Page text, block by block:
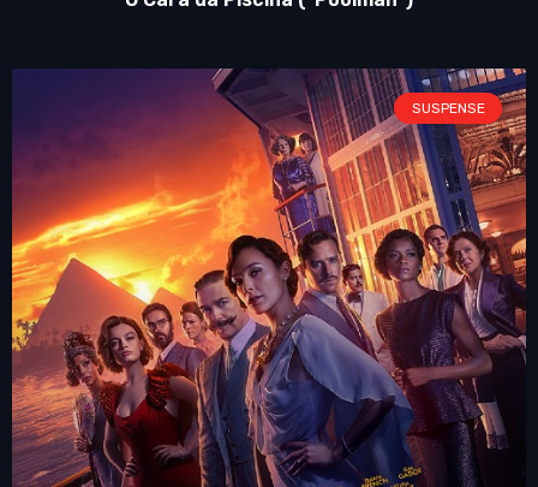
SUSPENSE